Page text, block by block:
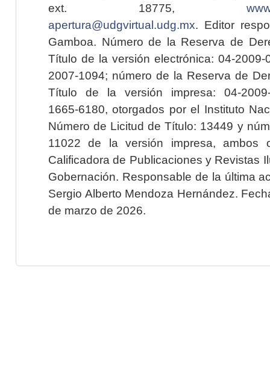
ext. 18775,
apertura@udgvirtual.udg.mx. Editor
Gamboa. Número de la Reserva de
Título de la versión electrónica: 04-2009-
2007-1094; número de la Reserva de
Título de la versión impresa: 04-2009-
1665-6180, otorgados por el Instituto
Número de Licitud de Título: 13449 y
11022 de la versión impresa, ambos
Calificadora de Publicaciones y Revistas
Gobernación. Responsable de la última
Sergio Alberto Mendoza Hernández.
de marzo de 2026.